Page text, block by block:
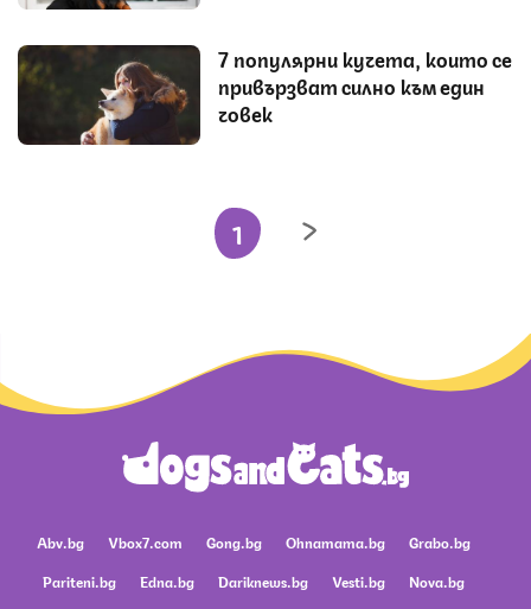
7 популярни кучета, които се
привързват силно към един
човек
1
Abv.bg Vbox7.com Gong.bg Ohnamama.bg
Grabo.bg
Pariteni.bg
Edna.bg Dariknews.bg Vesti.bg
Nova.bg